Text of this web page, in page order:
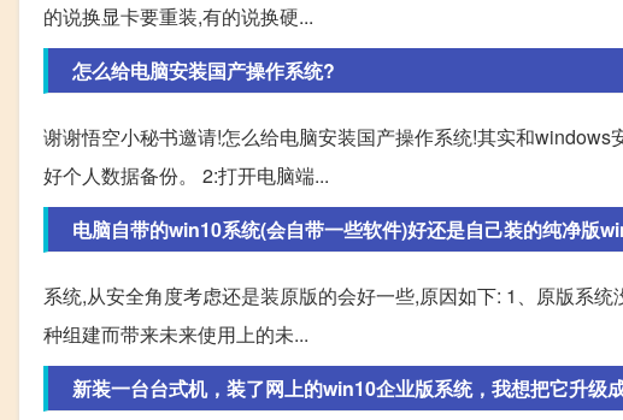
的说换显卡要重装,有的说换硬...
怎么给电脑安装国产操作系统?
谢谢悟空小秘书邀请!怎么给电脑安装国产操作系统!其实和
好个人数据备份。 2:打开电脑端...
电脑自带的win10系统(会自带一些软件)好还是自己装的纯净版
系统,从安全角度考虑还是装原版的会好一些,原因如下: 1、原版系
种组建而带来未来使用上的未...
新装一台台式机，装了网上的win10企业版系统，我想把它升级